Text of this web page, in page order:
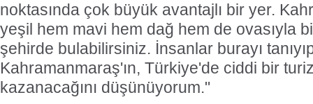
noktasında çok büyük avantajlı bir yer.
yeşil hem mavi hem dağ hem de ovasıyla
şehirde bulabilirsiniz. İnsanlar burayı
Kahramanmaraş'ın, Türkiye'de ciddi bir
kazanacağını düşünüyorum."